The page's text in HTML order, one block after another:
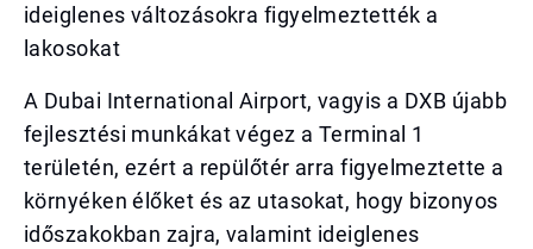
ideiglenes változásokra figyelmeztették a
lakosokat
A Dubai International Airport, vagyis a DXB újabb
fejlesztési munkákat végez a Terminal 1
területén, ezért a repülőtér arra figyelmeztette a
környéken élőket és az utasokat, hogy bizonyos
időszakokban zajra, valamint ideiglenes